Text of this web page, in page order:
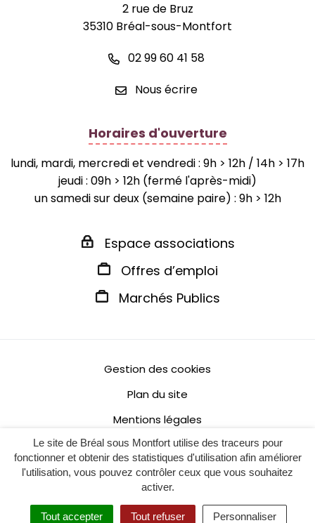
Le site de Bréal sous Montfort utilise des traceurs pour
fonctionner et obtenir des statistiques d'utilisation afin améliorer
l'utilisation, vous pouvez contrôler ceux que vous souhaitez
activer.
Tout accepter Tout refuser Personnaliser
2 rue de Bruz
35310 Bréal-sous-Montfort
02 99 60 41 58
Nous écrire
Horaires d'ouverture
lundi, mardi, mercredi et vendredi : 9h > 12h / 14h > 17h
jeudi : 09h > 12h (fermé l'après-midi)
un samedi sur deux (semaine paire) : 9h > 12h
Espace associations
Offres d’emploi
Marchés Publics
Gestion des cookies
Plan du site
Mentions légales
Politique de confidentialité
Accessibilité : non conforme